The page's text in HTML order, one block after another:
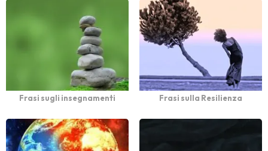
Frasi sugli insegnamenti Frasi sulla Resilienza